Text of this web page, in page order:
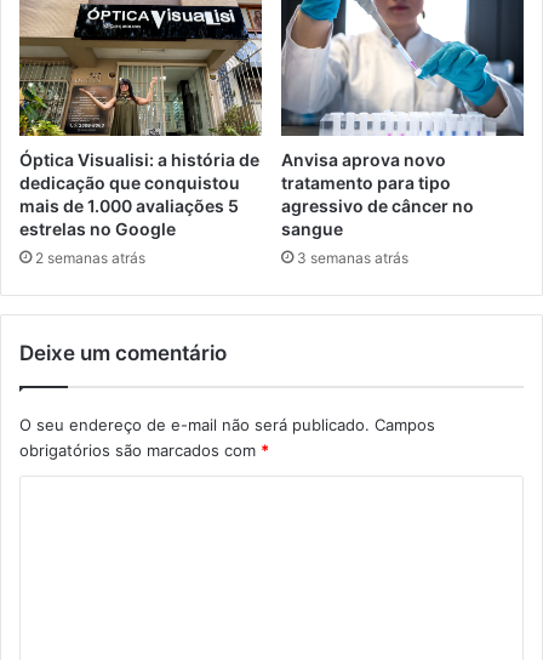
Óptica Visualisi: a história de
dedicação que conquistou
mais de 1.000 avaliações 5
estrelas no Google
2 semanas atrás
Anvisa aprova novo
tratamento para tipo
agressivo de câncer no
sangue
3 semanas atrás
Deixe um comentário
O seu endereço de e-mail não será publicado. Campos
obrigatórios são marcados com *